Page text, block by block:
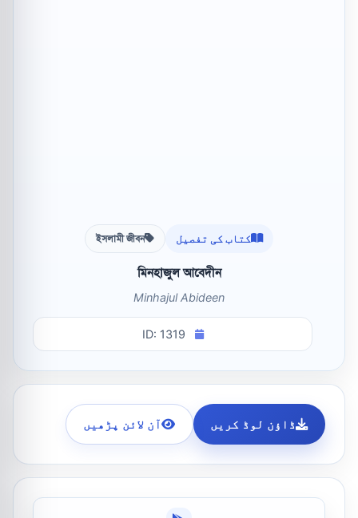
کتاب کی تفصیل ইসলামী জীবন
মিনহাজুল আবেদীন
Minhajul Abideen
ID: 1319
ڈاؤن لوڈ کریں آن لائن پڑھیں